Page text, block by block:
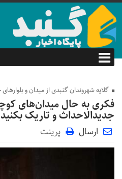
گلایه شهروندان گنبدی از میدان و
فکری به حال میدان‌‌های
جدیدالاحداث و تاریک بکنید
ارسال پرینت